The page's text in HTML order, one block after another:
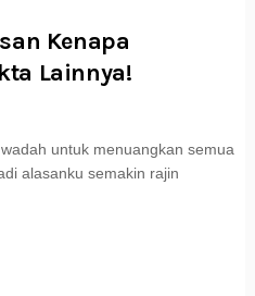
Kenapa
Lainnya!
untuk menuangkan semua
alasanku semakin rajin